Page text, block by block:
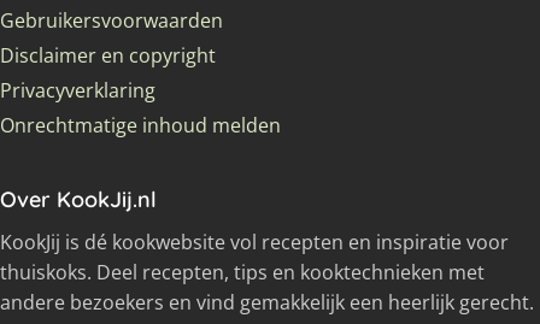
Gebruikersvoorwaarden
Disclaimer en copyright
Privacyverklaring
Onrechtmatige inhoud melden
Over KookJij.nl
KookJij is dé kookwebsite vol recepten en inspiratie voor
thuiskoks. Deel recepten, tips en kooktechnieken met
andere bezoekers en vind gemakkelijk een heerlijk gerecht.